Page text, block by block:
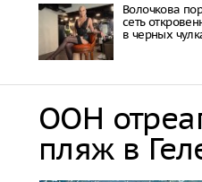
Волочкова
сеть
в черных
ООН
пляж в